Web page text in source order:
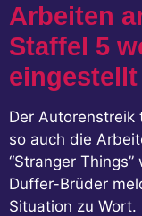
Arbeiten
Staffel 5
eingestellt
Der Autorenstreik
so auch die
“Stranger
Duffer-Brüder
Situation zu